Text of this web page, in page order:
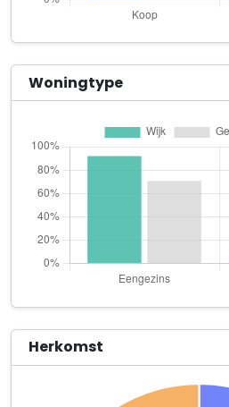
M-Formatie B.V.
M. Kreling Beheer B.V.
Huibrecht Hordijklaan 2
Moree OG B.V.
Wachthoevestraat 10
Sportkluppie Celica
S-vorm
Schuddebeursdijk 11
TSA
Woningtype
Herkomst